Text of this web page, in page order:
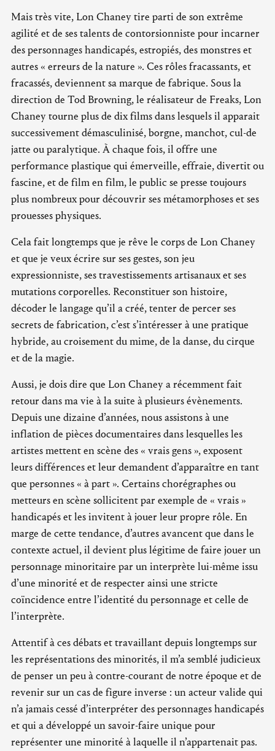
Mais très vite, Lon Chaney tire parti de son extrême
agilité et de ses talents de contorsionniste pour incarner
des personnages handicapés, estropiés, des monstres et
autres « erreurs de la nature ». Ces rôles fracassants, et
fracassés, deviennent sa marque de fabrique. Sous la
direction de Tod Browning, le réalisateur de Freaks, Lon
Chaney tourne plus de dix films dans lesquels il apparait
successivement démasculinisé, borgne, manchot, cul-de
jatte ou paralytique. À chaque fois, il offre une
performance plastique qui émerveille, effraie, divertit ou
fascine, et de film en film, le public se presse toujours
plus nombreux pour découvrir ses métamorphoses et ses
prouesses physiques.
Cela fait longtemps que je rêve le corps de Lon Chaney
et que je veux écrire sur ses gestes, son jeu
expressionniste, ses travestissements artisanaux et ses
mutations corporelles. Reconstituer son histoire,
décoder le langage qu’il a créé, tenter de percer ses
secrets de fabrication, c’est s’intéresser à une pratique
hybride, au croisement du mime, de la danse, du cirque
et de la magie.
Aussi, je dois dire que Lon Chaney a récemment fait
retour dans ma vie à la suite à plusieurs évènements.
Depuis une dizaine d’années, nous assistons à une
inflation de pièces documentaires dans lesquelles les
artistes mettent en scène des « vrais gens », exposent
leurs différences et leur demandent d’apparaître en tant
que personnes « à part ». Certains chorégraphes ou
metteurs en scène sollicitent par exemple de « vrais »
handicapés et les invitent à jouer leur propre rôle. En
marge de cette tendance, d’autres avancent que dans le
contexte actuel, il devient plus légitime de faire jouer un
personnage minoritaire par un interprète lui-même issu
d’une minorité et de respecter ainsi une stricte
coïncidence entre l’identité du personnage et celle de
l’interprète.
Attentif à ces débats et travaillant depuis longtemps sur
les représentations des minorités, il m’a semblé judicieux
de penser un peu à contre-courant de notre époque et de
revenir sur un cas de figure inverse : un acteur valide qui
n’a jamais cessé d’interpréter des personnages handicapés
et qui a développé un savoir-faire unique pour
représenter une minorité à laquelle il n’appartenait pas.